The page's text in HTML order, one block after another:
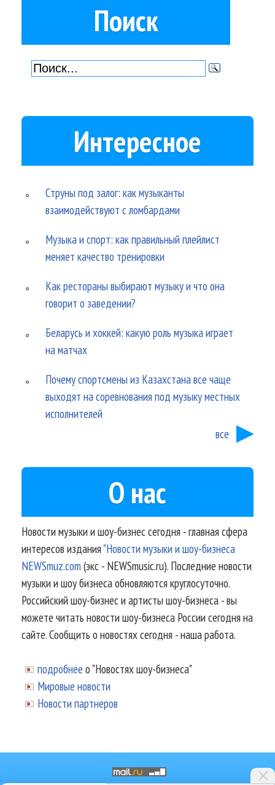
Поиск
Интересное
Струны под залог: как музыканты
взаимодействуют с ломбардами
Музыка и спорт: как правильный плейлист
меняет качество тренировки
Как рестораны выбирают музыку и что она
говорит о заведении?
Беларусь и хоккей: какую роль музыка играет
на матчах
Почему спортсмены из Казахстана все чаще
выходят на соревнования под музыку местных
исполнителей
все
О нас
Новости музыки и шоу-бизнес сегодня - главная сфера
интересов издания"Новости музыки и шоу-бизнеса
NEWSmuz.com(экс - NEWSmusic.ru). Последние новости
музыки и шоу бизнеса обновляются круглосуточно.
Российский шоу-бизнес и артисты шоу-бизнеса - вы
можете читать новости шоу-бизнеса России сегодня на
сайте. Сообщить о новостях сегодня - наша работа.
подробнее о "Новостях шоу-бизнеса"
Мировые новости
Новости партнеров